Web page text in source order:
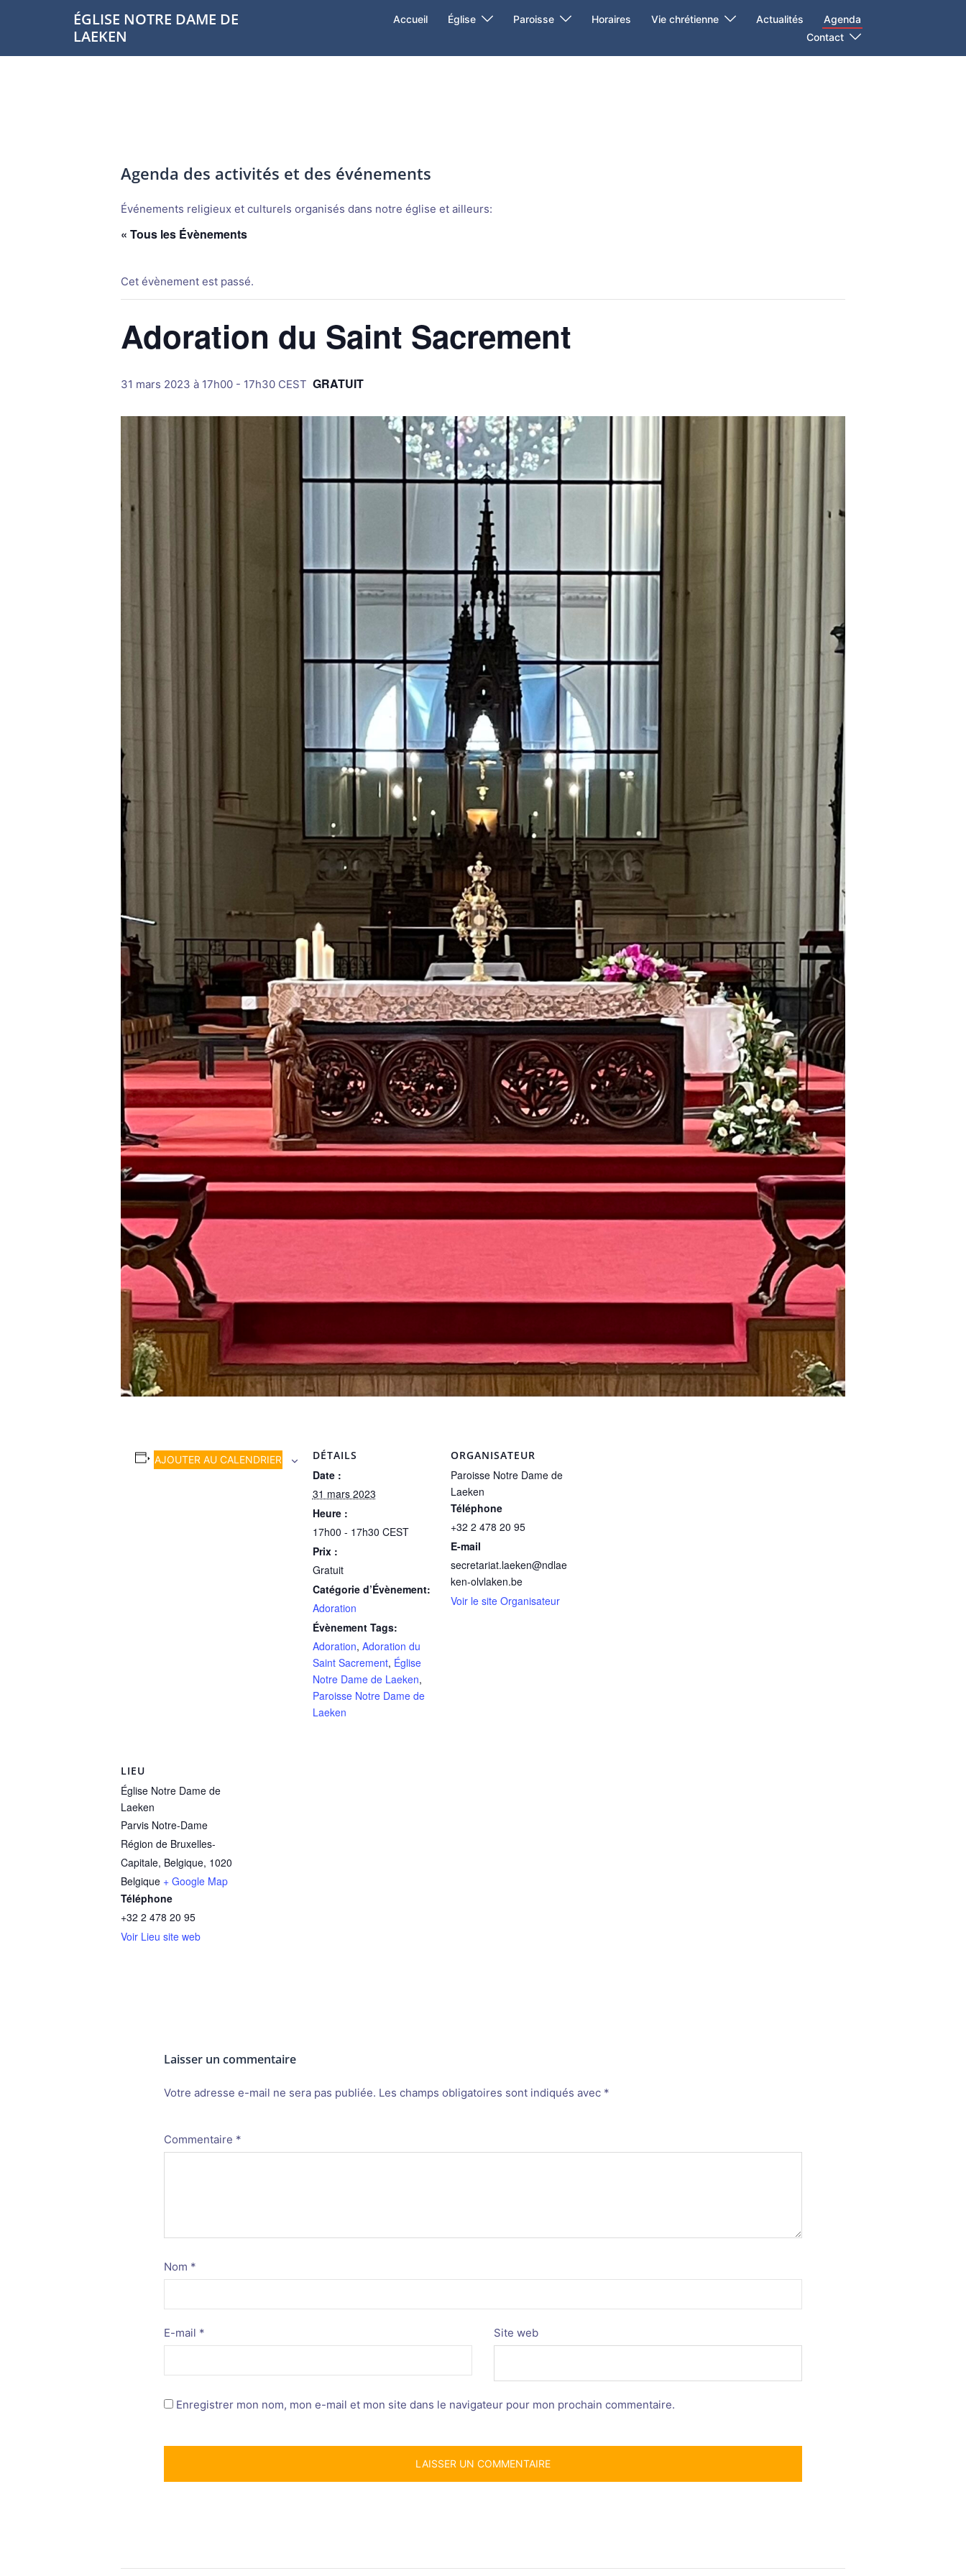
ÉGLISE NOTRE DAME DE
LAEKEN
Accueil Église Paroisse Horaires Vie chrétienne Actualités
Agenda
Contact
Agenda des activités et des événements
Événements religieux et culturels organisés dans notre église et ailleurs:
« Tous les Évènements
Cet évènement est passé.
Adoration du Saint Sacrement
31 mars 2023 à 17h00 - 17h30 CEST GRATUIT
AJOUTER AU CALENDRIER DÉTAILS
Date :
31 mars 2023
Heure :
17h00 - 17h30 CEST
Prix :
Gratuit
Catégorie d’Évènement:
Adoration
Évènement Tags:
Adoration, Adoration du
Saint Sacrement, Église
Notre Dame de Laeken,
Paroisse Notre Dame de
Laeken
ORGANISATEUR
Paroisse Notre Dame de
Laeken
Téléphone
+32 2 478 20 95
E-mail
secretariat.laeken@ndlae
ken-olvlaken.be
Voir le site Organisateur
LIEU
Église Notre Dame de
Laeken
Parvis Notre-Dame
Région de Bruxelles-
Capitale, Belgique, 1020
Belgique + Google Map
Téléphone
+32 2 478 20 95
Voir Lieu site web
Laisser un commentaire
Votre adresse e-mail ne sera pas publiée. Les champs obligatoires sont indiqués avec *
Commentaire *
Nom *
E-mail * Site web
Enregistrer mon nom, mon e-mail et mon site dans le navigateur pour mon prochain commentaire.
Alternative: